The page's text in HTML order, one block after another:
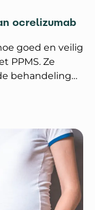
ocrelizumab
goed en veilig
PPMS. Ze
behandeling